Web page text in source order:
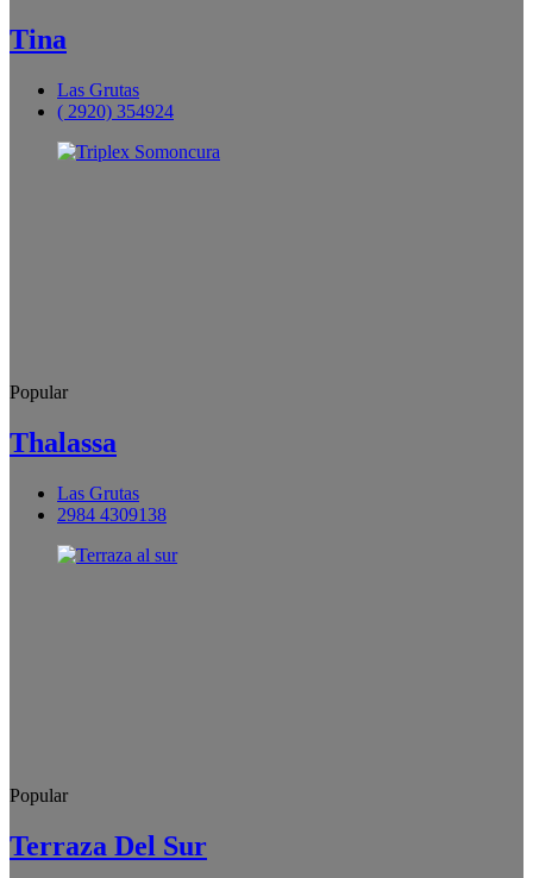
Tina
Las Grutas
( 2920) 354924
Popular
Thalassa
Las Grutas
2984 4309138
Popular
Terraza Del Sur